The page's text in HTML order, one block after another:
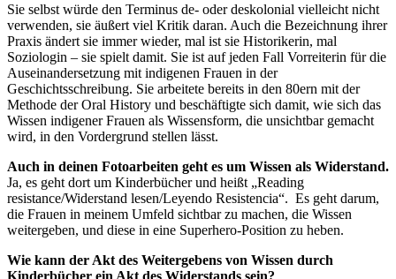
Sie selbst würde den Terminus de- oder deskolonial vielleicht nicht
verwenden, sie äußert viel Kritik daran. Auch die Bezeichnung ihrer
Praxis ändert sie immer wieder, mal ist sie Historikerin, mal
Soziologin – sie spielt damit. Sie ist auf jeden Fall Vorreiterin für die
Auseinandersetzung mit indigenen Frauen in der
Geschichtsschreibung. Sie arbeitete bereits in den 80ern mit der
Methode der Oral History und beschäftigte sich damit, wie sich das
Wissen indigener Frauen als Wissensform, die unsichtbar gemacht
wird, in den Vordergrund stellen lässt.
Auch in deinen Fotoarbeiten geht es um Wissen als Widerstand.
Ja, es geht dort um Kinderbücher und heißt „Reading
resistance/Widerstand lesen/Leyendo Resistencia“. Es geht darum,
die Frauen in meinem Umfeld sichtbar zu machen, die Wissen
weitergeben, und diese in eine Superhero-Position zu heben.
Wie kann der Akt des Weitergebens von Wissen durch
Kinderbücher ein Akt des Widerstands sein?